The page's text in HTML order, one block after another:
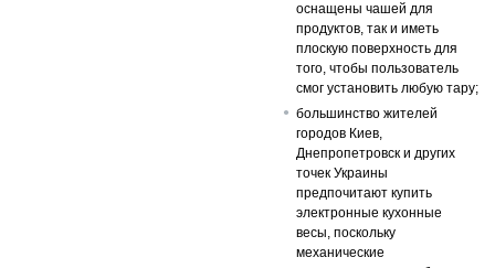
оснащены чашей для
продуктов, так и иметь
плоскую поверхность для
того, чтобы пользователь
смог установить любую тару;
большинство жителей
городов Киев,
Днепропетровск и других
точек Украины
предпочитают купить
электронные кухонные
весы, поскольку
механические